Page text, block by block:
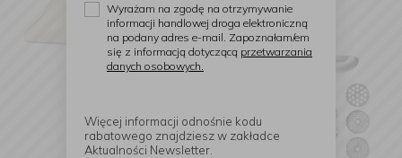
Wyrażam na zgodę na otrzymywanie
informacji handlowej droga elektroniczną
na podany adres e-mail. Zapoznałam/em
się z informacją dotyczącą przetwarzania
danych osobowych.
Więcej informacji odnośnie kodu
rabatowego znajdziesz w zakładce
Aktualności Newsletter.